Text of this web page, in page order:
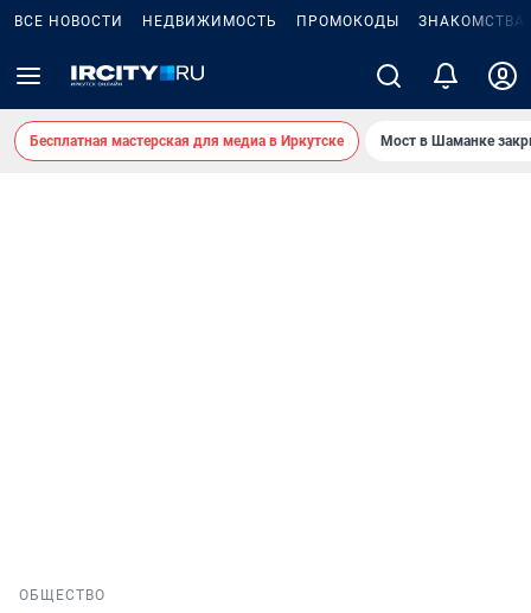
ВСЕ НОВОСТИ НЕДВИЖИМОСТЬ ПРОМОКОДЫ ЗНАКОМСТВА
Бесплатная мастерская для медиа в Иркутске Мост в Шаманке
ОБЩЕСТВО